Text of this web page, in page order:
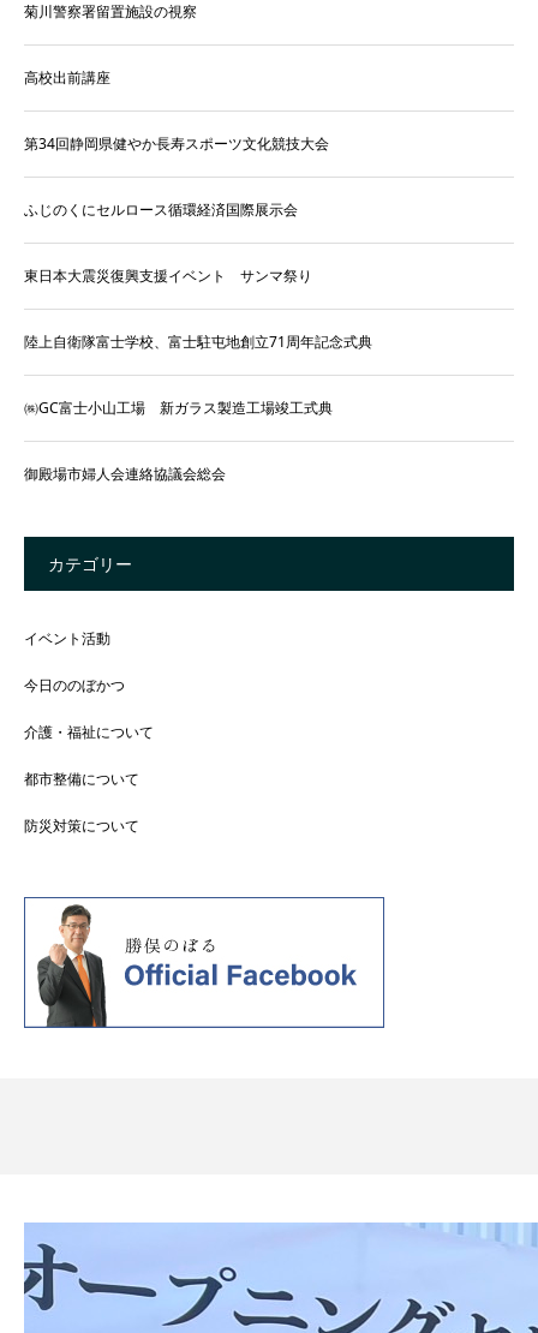
菊川警察署留置施設の視察
高校出前講座
第34回静岡県健やか長寿スポーツ文化競技大会
ふじのくにセルロース循環経済国際展示会
東日本大震災復興支援イベント サンマ祭り
陸上自衛隊富士学校、富士駐屯地創立71周年記念式典
㈱GC富士小山工場 新ガラス製造工場竣工式典
御殿場市婦人会連絡協議会総会
カテゴリー
イベント活動
今日ののぼかつ
介護・福祉について
都市整備について
防災対策について